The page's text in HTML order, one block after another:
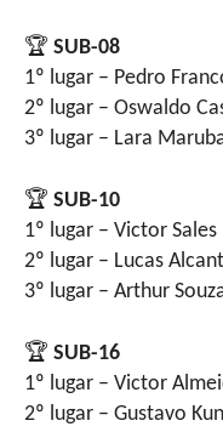
🏆 SUB-08
1º lugar – Pedro
2º lugar – Oswaldo
3º lugar – Lara
🏆 SUB-10
1º lugar – Victor Sales
2º lugar – Lucas
3º lugar – Arthur
🏆 SUB-16
1º lugar – Victor
2º lugar – Gustavo